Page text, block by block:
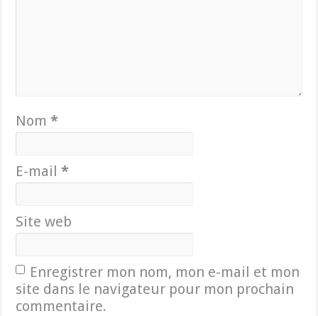
Nom*
E-mail*
Site web
Enregistrer mon nom, mon e-mail et mon
site dans le navigateur pour mon prochain
commentaire.